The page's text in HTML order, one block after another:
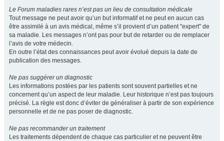
Le Forum maladies rares n’est pas un lieu de consultation médicale
Tout message ne peut avoir qu’un but informatif et ne peut en aucun cas
être assimilé à un avis médical, même s’il provient d’un patient "expert" de
sa maladie. Les messages n’ont pas pour but de retarder ou de remplacer
l’avis de votre médecin.
En outre l’état des connaissances peut avoir évolué depuis la date de
publication des messages.
Ne pas suggérer un diagnostic
Les informations postées par les patients sont souvent partielles et ne
concernent qu’un aspect de leur maladie. Leur historique n’est pas toujours
précisé. La règle est donc d’éviter de généraliser à partir de son expérience
personnelle et de ne pas poser de diagnostic.
Ne pas recommander un traitement
Les traitements dépendent de chaque cas particulier et ne peuvent être